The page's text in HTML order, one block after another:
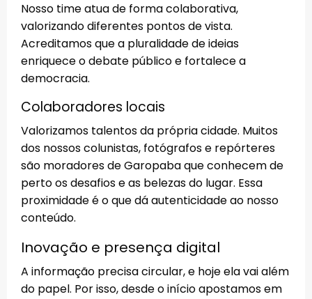
Nosso time atua de forma colaborativa,
valorizando diferentes pontos de vista.
Acreditamos que a pluralidade de ideias
enriquece o debate público e fortalece a
democracia.
Colaboradores locais
Valorizamos talentos da própria cidade. Muitos
dos nossos colunistas, fotógrafos e repórteres
são moradores de Garopaba que conhecem de
perto os desafios e as belezas do lugar. Essa
proximidade é o que dá autenticidade ao nosso
conteúdo.
Inovação e presença digital
A informação precisa circular, e hoje ela vai além
do papel. Por isso, desde o início apostamos em